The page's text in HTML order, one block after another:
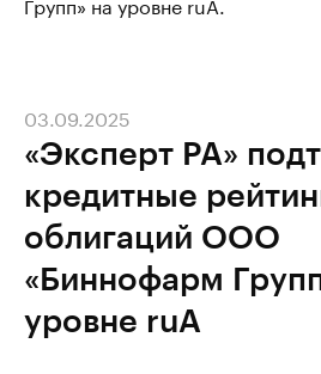
«Эксперт РА»
кредитные
облигаций ООО
«Биннофарм
уровне ruA
03.09.2025